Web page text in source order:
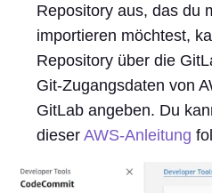
Repository aus, das du
importieren möchtest,
Repository über die
Git-Zugangsdaten von
GitLab angeben. Du
dieser AWS-Anleitung